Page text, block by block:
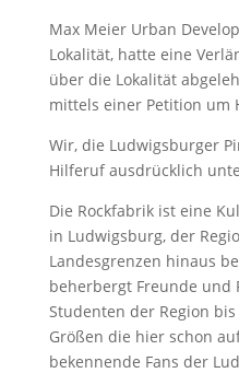
Max Meier Urban
Lokalität, hatte eine
über die Lokalität
mittels einer Petition um
Wir, die Ludwigsburger
Hilferuf ausdrücklich
Die Rockfabrik ist eine
in Ludwigsburg, der
Landesgrenzen hinaus
beherbergt Freunde und
Studenten der Region
Größen die hier schon
bekennende Fans der